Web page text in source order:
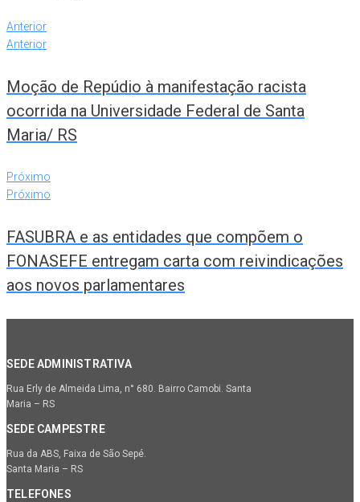
Anterior
Anterior
Moção de Repúdio à manifestação racista
ocorrida na Universidade Federal de Santa
Maria/ RS
Próximo
Próximo
FASUBRA e as entidades que compõem o
FONASEFE entregam carta com reivindicações
aos novos parlamentares
SEDE ADMINISTRATIVA
Rua Erly de Almeida Lima, n° 680. Bairro Camobi. Santa
Maria – RS
SEDE CAMPESTRE
Rua da ABS, Faixa de São Sepé.
Santa Maria – RS
TELEFONES